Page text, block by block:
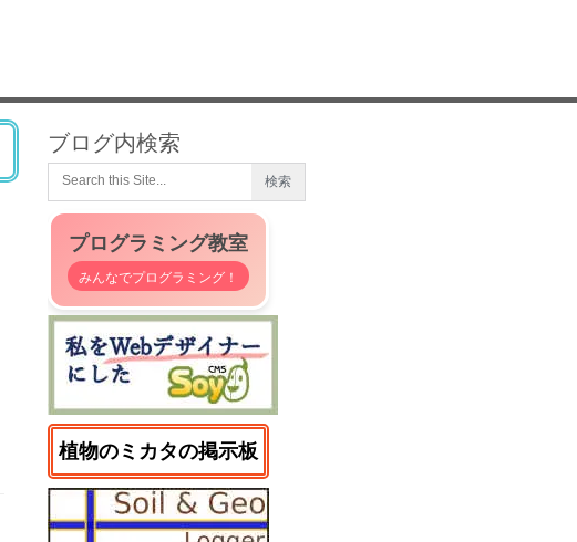
ブログ内検索
プログラミング教室
みんなでプログラミング！
植物のミカタの掲示板